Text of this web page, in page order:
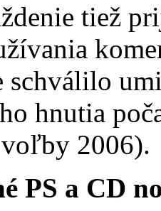
tiež
schválilo
hnutia
2006).
PS a CD